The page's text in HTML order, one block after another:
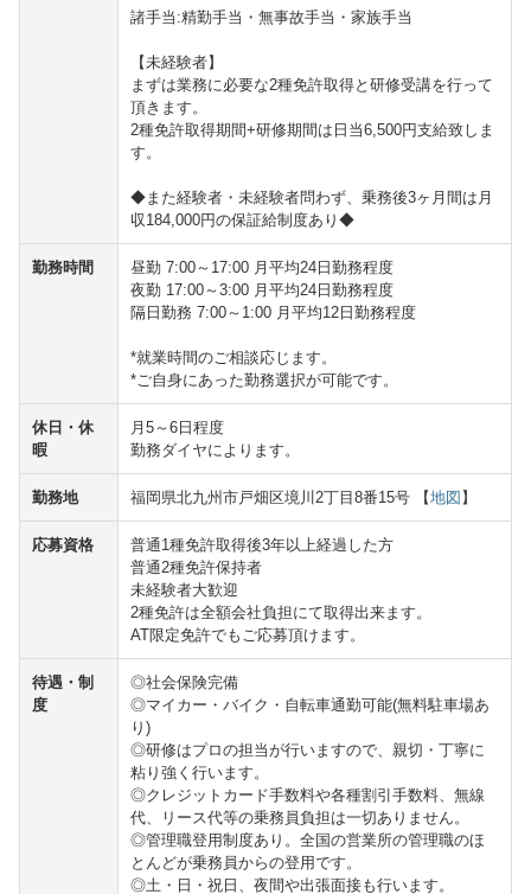
諸手当:精勤手当・無事故手当・家族手当
【未経験者】
まずは業務に必要な2種免許取得と研修受講を行って
頂きます。
2種免許取得期間+研修期間は日当6,500円支給致しま
す。
◆また経験者・未経験者問わず、乗務後3ヶ月間は月
収184,000円の保証給制度あり◆
勤務時間
昼勤 7:00～17:00 月平均24日勤務程度
夜勤 17:00～3:00 月平均24日勤務程度
隔日勤務 7:00～1:00 月平均12日勤務程度
*就業時間のご相談応じます。
*ご自身にあった勤務選択が可能です。
休日・休
暇
月5～6日程度
勤務ダイヤによります。
勤務地 福岡県北九州市戸畑区境川2丁目8番15号 【地図】
応募資格
普通1種免許取得後3年以上経過した方
普通2種免許保持者
未経験者大歓迎
2種免許は全額会社負担にて取得出来ます。
AT限定免許でもご応募頂けます。
待遇・制
度
◎社会保険完備
◎マイカー・バイク・自転車通勤可能(無料駐車場あ
り)
◎研修はプロの担当が行いますので、親切・丁寧に
粘り強く行います。
◎クレジットカード手数料や各種割引手数料、無線
代、リース代等の乗務員負担は一切ありません。
◎管理職登用制度あり。全国の営業所の管理職のほ
とんどが乗務員からの登用です。
◎土・日・祝日、夜間や出張面接も行います。